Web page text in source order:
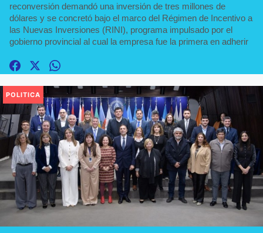
reconversión demandó una inversión de tres millones de
dólares y se concretó bajo el marco del Régimen de Incentivo a
las Nuevas Inversiones (RINI), programa impulsado por el
gobierno provincial al cual la empresa fue la primera en adherir
POLITICA